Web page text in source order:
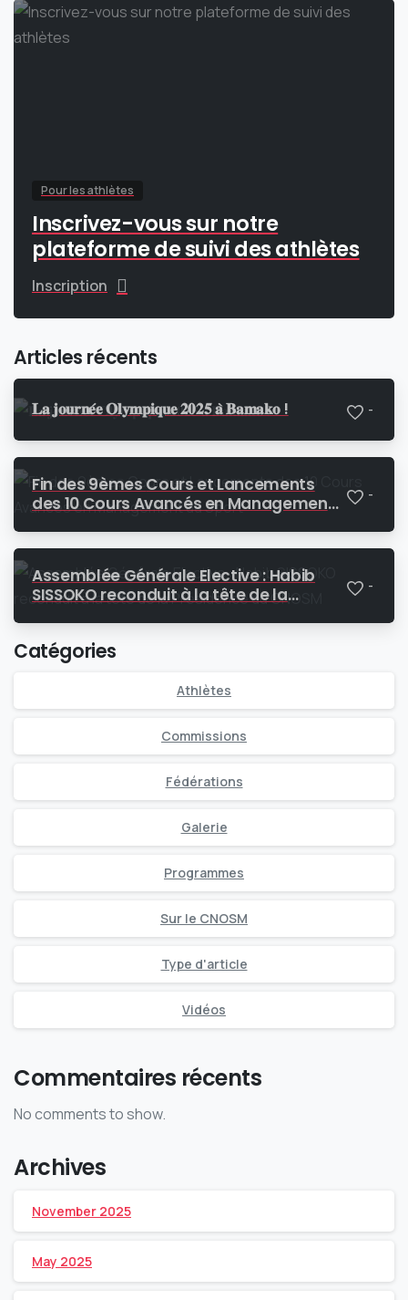
Pour les athlètes
Inscrivez-vous sur notre
plateforme de suivi des athlètes
Inscription
Articles récents
𝐋𝐚 𝐣𝐨𝐮𝐫𝐧𝐞́𝐞 𝐎𝐥𝐲𝐦𝐩𝐢𝐪𝐮𝐞 𝟐𝟎𝟐𝟓 𝐚̀ 𝐁𝐚𝐦𝐚𝐤𝐨 ! -
Fin des 9èmes Cours et Lancements
des 10 Cours Avancés en Management
-
Assemblée Générale Elective : Habib
SISSOKO reconduit à la tête de la
-
Catégories
Athlètes
Commissions
Fédérations
Galerie
Programmes
Sur le CNOSM
Type d'article
Vidéos
Commentaires récents
No comments to show.
Archives
November 2025
May 2025